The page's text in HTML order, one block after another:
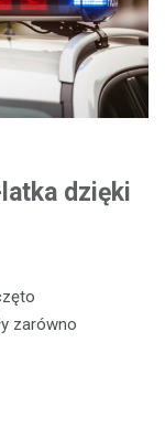
dzięki
zarówno